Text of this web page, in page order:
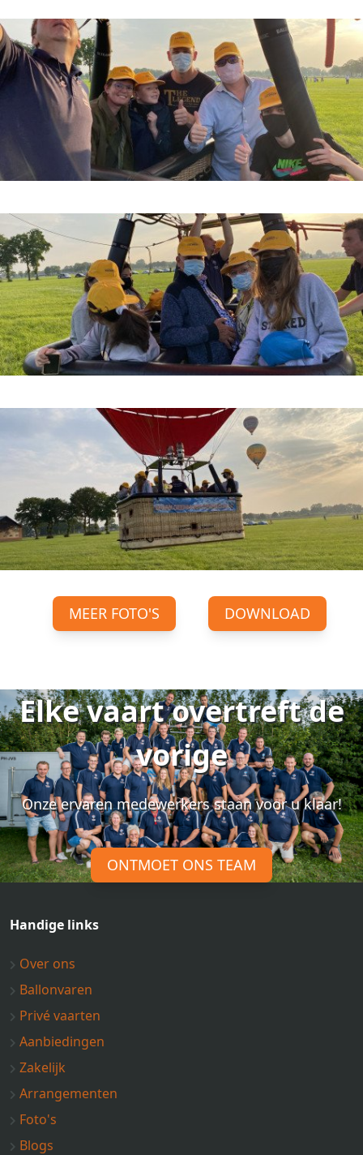
MEER FOTO'S DOWNLOAD
Elke vaart overtreft de
vorige
Onze ervaren medewerkers staan voor u klaar!
ONTMOET ONS TEAM
Handige links
Over ons
Ballonvaren
Privé vaarten
Aanbiedingen
Zakelijk
Arrangementen
Foto's
Blogs